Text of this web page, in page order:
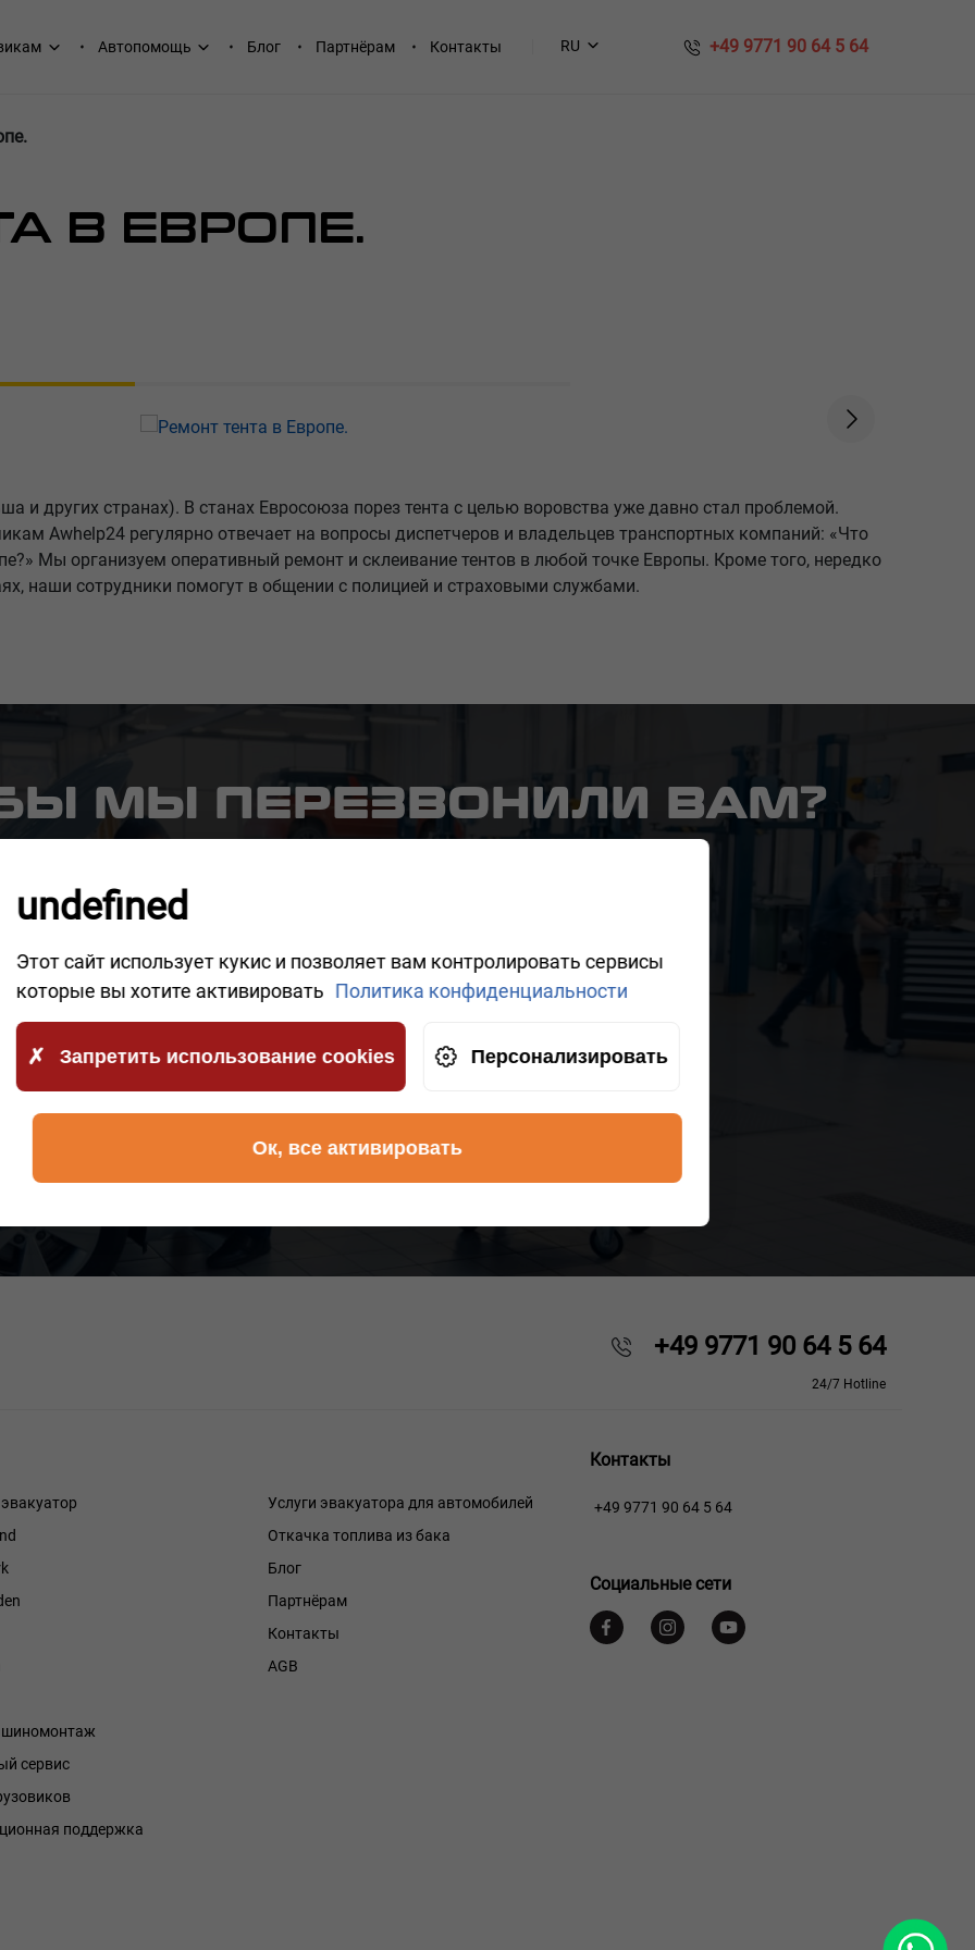
Автопомощь Блог Партнёрам Контакты RU ​​ +49 9771 90 64 5 64
В ЕВРОПЕ.
и других странах). В станах Евросоюза порез тента с целью воровства уже давно стал проблемой.
Awhelp24 регулярно отвечает на вопросы диспетчеров и владельцев транспортных компаний: «Что
Мы организуем оперативный ремонт и склеивание тентов в любой точке Европы. Кроме того, нередко
наши сотрудники помогут в общении с полицией и страховыми службами.
МЫ ПЕРЕЗВОНИЛИ ВАМ?
из наших компетентных сотрудников свяжется
решить ваш вопрос.
данные будут переданы в
+49 9771 90 64 5 64
24/7 Hotline
шиномонтаж
сервис
поддержка
Услуги эвакуатора для автомобилей
Откачка топлива из бака
Блог
Партнёрам
Контакты
AGB
Контакты
+49 9771 90 64 5 64
Социальные сети
WhatsApp
undefined
Этот сайт использует кукис и позволяет вам контролировать сервисы
которые вы хотите активировать Политика конфиденциальности
Запретить использование cookies Персонализировать
Ок, все активировать